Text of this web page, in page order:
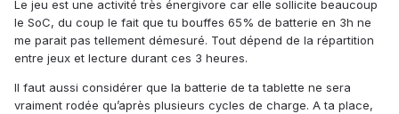
Le jeu est une activité très énergivore car elle sollicite beaucoup
le SoC, du coup le fait que tu bouffes 65% de batterie en 3h ne
me parait pas tellement démesuré. Tout dépend de la répartition
entre jeux et lecture durant ces 3 heures.
Il faut aussi considérer que la batterie de ta tablette ne sera
vraiment rodée qu’après plusieurs cycles de charge. A ta place,